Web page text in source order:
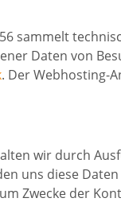
sammelt
Daten von
. Der Webhosting-
wir durch
uns diese
Zwecke der